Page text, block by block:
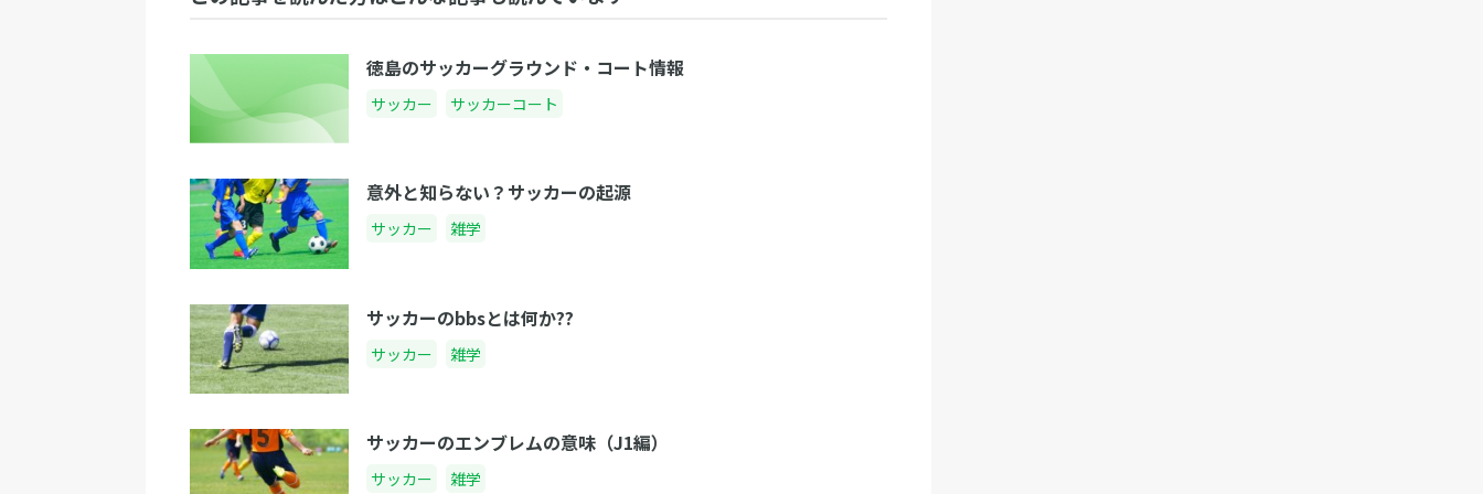
徳島のサッカーグラウンド・コート情報
サッカー サッカーコート
意外と知らない？サッカーの起源
サッカー 雑学
サッカーのbbsとは何か??
サッカー 雑学
サッカーのエンブレムの意味（J1編）
サッカー 雑学